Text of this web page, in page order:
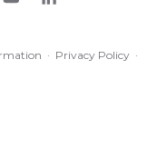
· Privacy Policy ·